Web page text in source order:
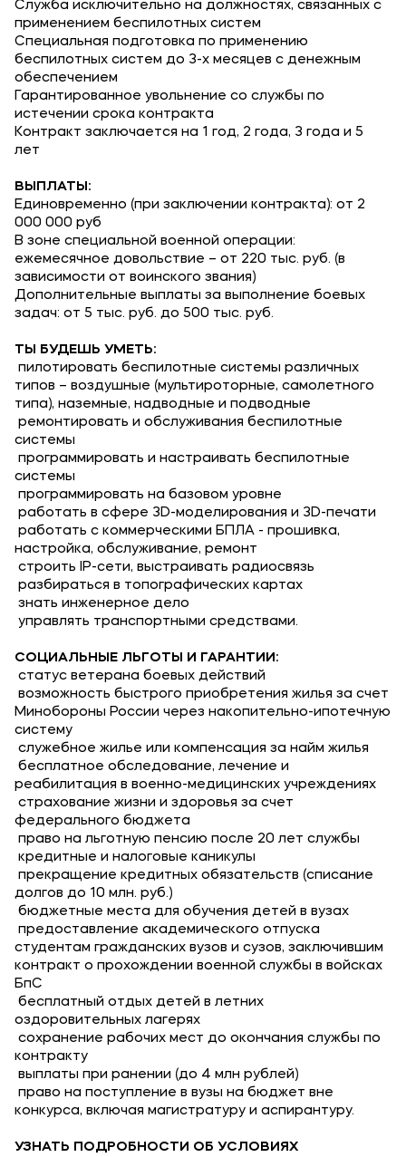
Приемная комиссия
+7 (4852) 74-48-91
+7 (4852) 25-25-51
+7-968-593-08-28 - сотовый
Полезное
Об образовательной организации
Мы в соцсетях
Подобрать программу
Служба исключительно на должностях, связанных с
применением беспилотных систем
Специальная подготовка по применению
беспилотных систем до 3-х месяцев с денежным
обеспечением
Гарантированное увольнение со службы по
истечении срока контракта
Контракт заключается на 1 год, 2 года, 3 года и 5
лет
ВЫПЛАТЫ:
Единовременно (при заключении контракта): от 2
000 000 руб
В зоне специальной военной операции:
ежемесячное довольствие – от 220 тыс. руб. (в
зависимости от воинского звания)
Дополнительные выплаты за выполнение боевых
задач: от 5 тыс. руб. до 500 тыс. руб.
ТЫ БУДЕШЬ УМЕТЬ:
пилотировать беспилотные системы различных
типов – воздушные (мультироторные, самолетного
типа), наземные, надводные и подводные
ремонтировать и обслуживания беспилотные
системы
программировать и настраивать беспилотные
системы
программировать на базовом уровне
работать в сфере 3D-моделирования и 3D-печати
работать с коммерческими БПЛА - прошивка,
настройка, обслуживание, ремонт
строить IP-сети, выстраивать радиосвязь
разбираться в топографических картах
знать инженерное дело
управлять транспортными средствами.
СОЦИАЛЬНЫЕ ЛЬГОТЫ И ГАРАНТИИ:
статус ветерана боевых действий
возможность быстрого приобретения жилья за счет
Минобороны России через накопительно-ипотечную
систему
служебное жилье или компенсация за найм жилья
бесплатное обследование, лечение и
реабилитация в военно-медицинских учреждениях
страхование жизни и здоровья за счет
федерального бюджета
право на льготную пенсию после 20 лет службы
кредитные и налоговые каникулы
прекращение кредитных обязательств (списание
долгов до 10 млн. руб.)
бюджетные места для обучения детей в вузах
предоставление академического отпуска
студентам гражданских вузов и сузов, заключившим
контракт о прохождении военной службы в войсках
БпС
бесплатный отдых детей в летних
оздоровительных лагерях
сохранение рабочих мест до окончания службы по
контракту
выплаты при ранении (до 4 млн рублей)
право на поступление в вузы на бюджет вне
конкурса, включая магистратуру и аспирантуру.
УЗНАТЬ ПОДРОБНОСТИ ОБ УСЛОВИЯХ